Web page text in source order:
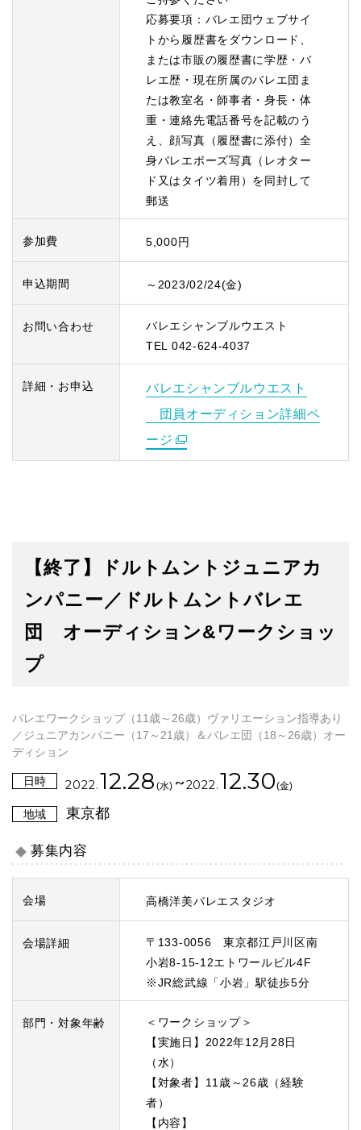
応募要項：バレエ団ウェブサイ
トから履歴書をダウンロード、
または市販の履歴書に学歴・バ
レエ歴・現在所属のバレエ団ま
たは教室名・師事者・身長・体
重・連絡先電話番号を記載のう
え、顔写真（履歴書に添付）全
身バレエポーズ写真（レオター
ド又はタイツ着用）を同封して
郵送
参加費 5,000円
申込期間 ～2023/02/24(金)
お問い合わせ
バレエシャンブルウエスト
TEL 042-624-4037
詳細・お申込
バレエシャンブルウエスト
団員オーディション詳細ペ
ージ
【終了】ドルトムントジュニアカ
ンパニー／ドルトムントバレエ
団 オーディション&ワークショッ
プ
バレエワークショップ（11歳～26歳）ヴァリエーション指導あり
／ジュニアカンパニー（17～21歳）＆バレエ団（18～26歳）オー
ディション
日時 2022.12.28 (水) ~2022.12.30(金)
地域 東京都
募集内容
会場 高橋洋美バレエスタジオ
会場詳細
〒133-0056 東京都江戸川区南
小岩8-15-12エトワールビル4F
※JR総武線「小岩」駅徒歩5分
部門・対象年齢
＜ワークショップ＞
【実施日】2022年12月28日
（水）
【対象者】11歳～26歳（経験
者）
【内容】